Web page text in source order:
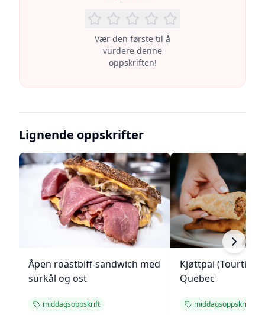
Vær den første til å
vurdere denne
oppskriften!
Lignende oppskrifter
Åpen roastbiff-sandwich med
surkål og ost
middagsoppskrift
Kjøttpai
Quebec
middagsoppskrift